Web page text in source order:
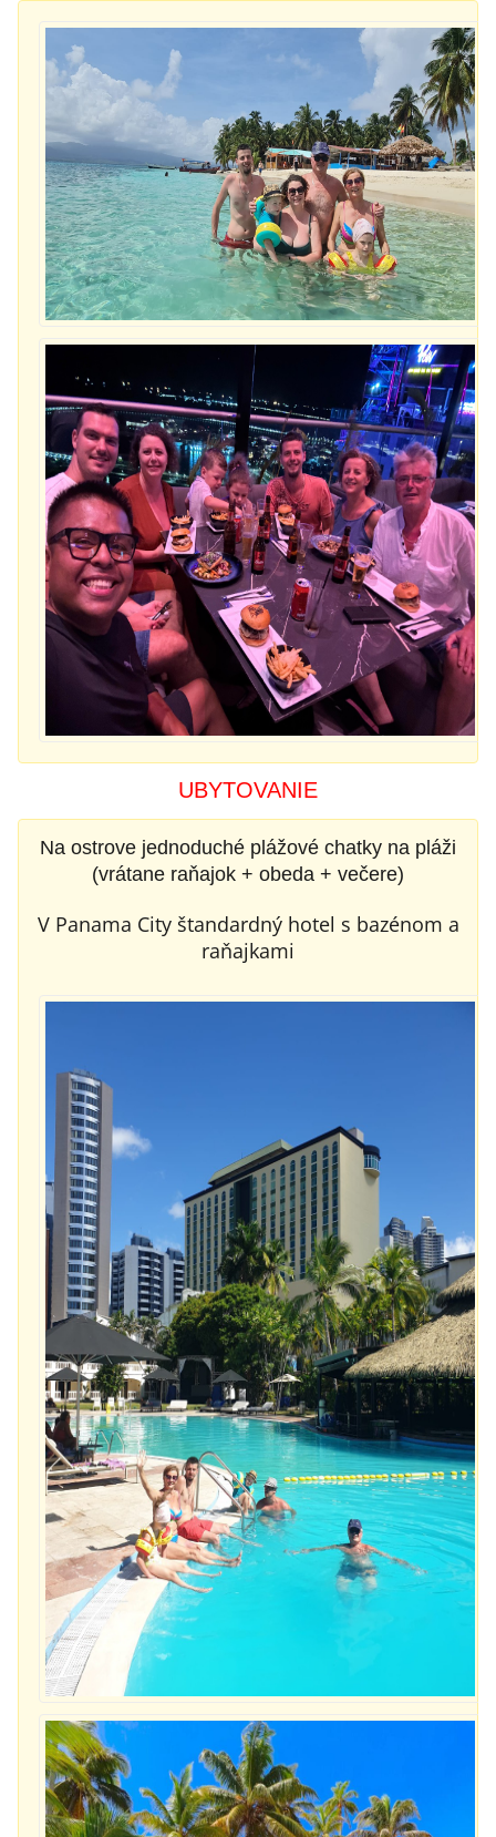
UBYTOVANIE
Na ostrove jednoduché plážové chatky na pláži
(vrátane raňajok + obeda + večere)
V Panama City štandardný hotel s bazénom a
raňajkami